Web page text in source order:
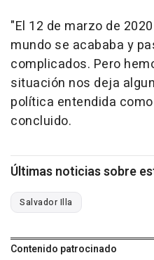
"El 12 de marzo de
mundo se acababa y
complicados. Pero
situación nos deja
política entendida
concluido.
Últimas noticias sobre
Salvador Illa
Contenido patrocinado